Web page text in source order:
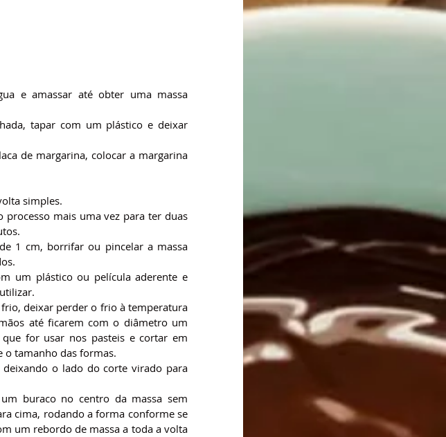
e amassar até obter uma massa
tapar com um plástico e deixar
de margarina, colocar a margarina
simples.
mais uma vez para ter duas
1 cm, borrifar ou pincelar a massa
um plástico ou película aderente e
deixar perder o frio à temperatura
até ficarem com o diâmetro um
for usar nos pasteis e cortar em
o tamanho das formas.
o lado do corte virado para
buraco no centro da massa sem
cima, rodando a forma conforme se
um rebordo de massa a toda a volta